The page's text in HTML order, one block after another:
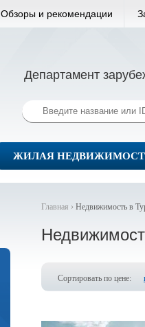
Обзоры и рекомендации
Департамент
ЖИЛАЯ
Главная › Недвижимость в
Сортировать по цене: